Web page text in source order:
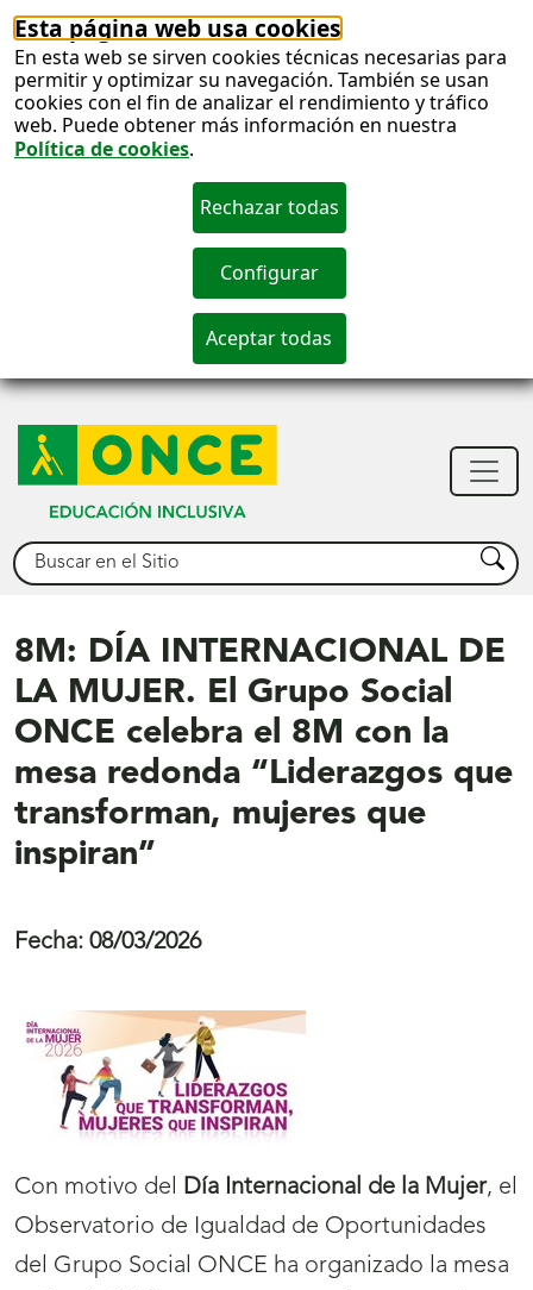
Esta página web usa cookies
En esta web se sirven cookies técnicas necesarias para
permitir y optimizar su navegación. También se usan
cookies con el fin de analizar el rendimiento y tráfico
web. Puede obtener más información en nuestra
Política de cookies.
Buscar Buscar
8M: DÍA INTERNACIONAL DE
LA MUJER. El Grupo Social
ONCE celebra el 8M con la
mesa redonda “Liderazgos que
transforman, mujeres que
inspiran”
Fecha: 08/03/2026
Con motivo del Día Internacional de la Mujer, el
Observatorio de Igualdad de Oportunidades
del Grupo Social ONCE ha organizado la mesa